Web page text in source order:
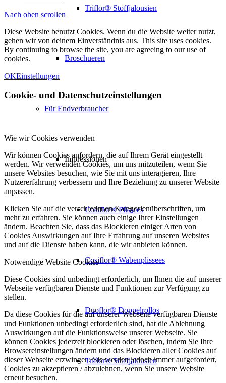
Triflor® Stoffjalousien
Broschueren
Für Endverbraucher
Impressionen
Cosiflor® Plissees
Cosiflor® Wabenplissees
Duoflor® Doppelrollos
Triflor® Stoffjalousien
Nach oben scrollen
Diese Website benutzt Cookies. Wenn du die Website weiter nutzt,
gehen wir von deinem Einverständnis aus. This site uses cookies.
By continuing to browse the site, you are agreeing to our use of
cookies.
OKEinstellungen
Cookie- und Datenschutzeinstellungen
Wie wir Cookies verwenden
Wir können Cookies anfordern, die auf Ihrem Gerät eingestellt
werden. Wir verwenden Cookies, um uns mitzuteilen, wenn Sie
unsere Websites besuchen, wie Sie mit uns interagieren, Ihre
Nutzererfahrung verbessern und Ihre Beziehung zu unserer Website
anpassen.
Klicken Sie auf die verschiedenen Kategorienüberschriften, um
mehr zu erfahren. Sie können auch einige Ihrer Einstellungen
ändern. Beachten Sie, dass das Blockieren einiger Arten von
Cookies Auswirkungen auf Ihre Erfahrung auf unseren Websites
und auf die Dienste haben kann, die wir anbieten können.
Notwendige Website Cookies
Diese Cookies sind unbedingt erforderlich, um Ihnen die auf unserer
Webseite verfügbaren Dienste und Funktionen zur Verfügung zu
stellen.
Da diese Cookies für die auf unserer Webseite verfügbaren Dienste
und Funktionen unbedingt erforderlich sind, hat die Ablehnung
Auswirkungen auf die Funktionsweise unserer Webseite. Sie
können Cookies jederzeit blockieren oder löschen, indem Sie Ihre
Browsereinstellungen ändern und das Blockieren aller Cookies auf
dieser Webseite erzwingen. Sie werden jedoch immer aufgefordert,
Cookies zu akzeptieren / abzulehnen, wenn Sie unsere Website
erneut besuchen.